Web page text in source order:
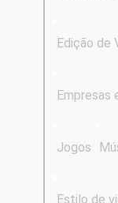
Edição de
Empresas
Jogos
Estilo de